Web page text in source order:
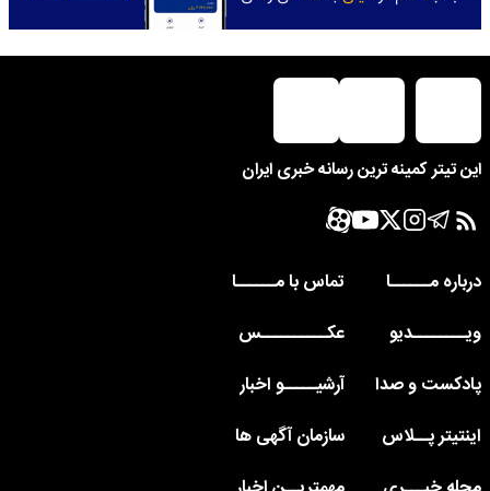
ترین رسانه خبری ایران
تماس با مــــــا
عکــــــــــس
صدا
آرشیـــــو اخبار
سازمان آگهی ها